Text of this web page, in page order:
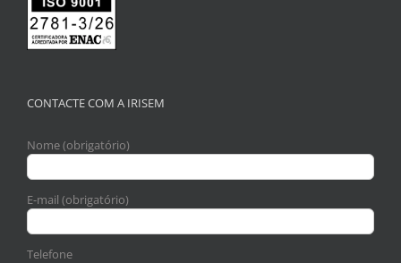
CONTACTE COM A IRISEM
Nome (obrigatório)
E-mail (obrigatório)
Telefone